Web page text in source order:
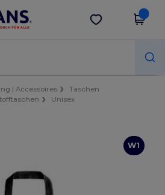
der App!
App holen
| Accessoires
Taschen
Unisex
W1